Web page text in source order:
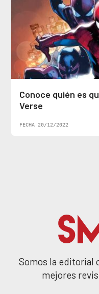
Conoce quién es
Verse
FECHA 20/12/2022
Somos la editorial
mejores